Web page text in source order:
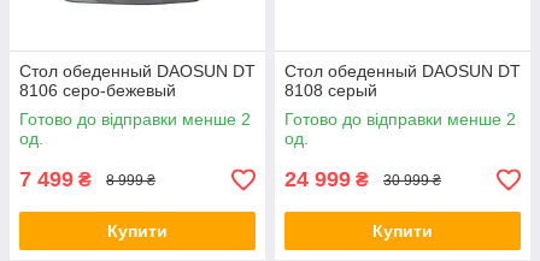
Стол обеденный DAOSUN DT
8106 серо-бежевый
Готово до відправки менше 2
од.
7 499 ₴ 8 999 ₴
Купити
Стол обеденный DAOSUN DT
8108 серый
Готово до відправки менше 2
од.
24 999 ₴ 30 999 ₴
Купити